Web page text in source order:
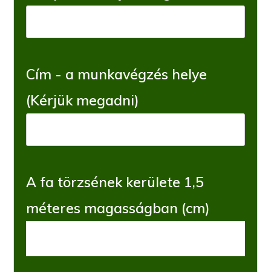
Cím - a munkavégzés helye
(Kérjük megadni)
A fa törzsének kerülete 1,5
méteres magasságban (cm)